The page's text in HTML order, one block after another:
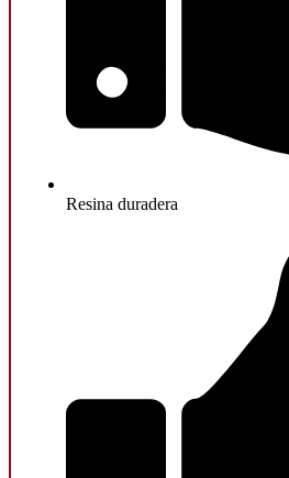
Resina duradera